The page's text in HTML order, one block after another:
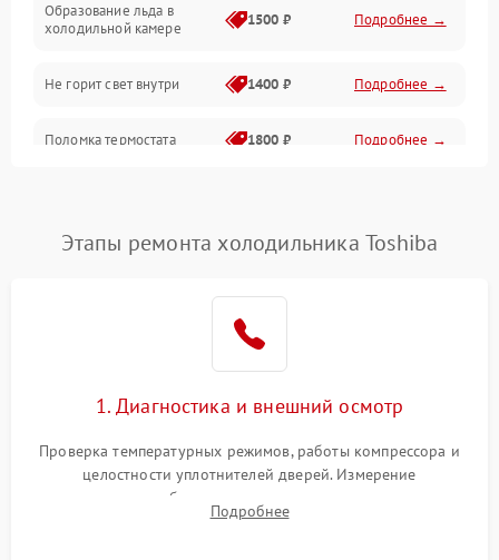
Образование льда в
холодильной камере
1500 ₽ Подробнее →
Не горит свет внутри 1400 ₽ Подробнее →
Поломка термостата 1800 ₽ Подробнее →
Поломка системы No Frost 2600 ₽ Подробнее →
работе
2000 ₽ Подробнее →
1000 ₽
Этапы ремонта холодильника Toshiba
1. Диагностика и внешний осмотр
Проверка температурных режимов, работы компрессора и
целостности уплотнителей дверей. Измерение
сопротивления обмоток мотора, проверка термостата и
считывание кодов ошибок с электронного дисплея.
Подробнее